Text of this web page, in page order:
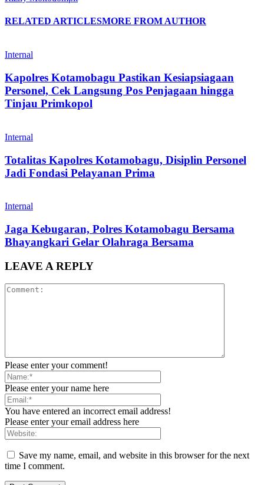
RELATED ARTICLESMORE FROM AUTHOR
Internal
Kapolres Kotamobagu Pastikan Kesiapsiagaan
Personel, Cek Langsung Pos Penjagaan hingga
Tinjau Primkopol
Internal
Totalitas Kapolres Kotamobagu, Disiplin Personel
Jadi Fondasi Pelayanan Prima
Internal
Jaga Kebugaran, Polres Kotamobagu Bersama
Bhayangkari Gelar Olahraga Bersama
LEAVE A REPLY
Please enter your comment!
Please enter your name here
You have entered an incorrect email address!
Please enter your email address here
Save my name, email, and website in this browser for the next
time I comment.